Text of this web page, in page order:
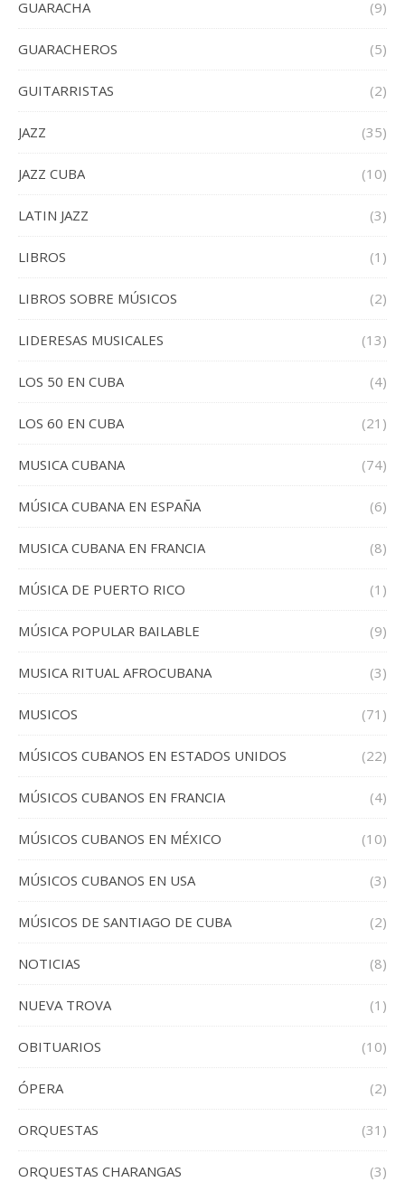
GUARACHA (9)
GUARACHEROS (5)
GUITARRISTAS (2)
JAZZ (35)
JAZZ CUBA (10)
LATIN JAZZ (3)
LIBROS (1)
LIBROS SOBRE MÚSICOS (2)
LIDERESAS MUSICALES (13)
LOS 50 EN CUBA (4)
LOS 60 EN CUBA (21)
MUSICA CUBANA (74)
MÚSICA CUBANA EN ESPAÑA (6)
MUSICA CUBANA EN FRANCIA (8)
MÚSICA DE PUERTO RICO (1)
MÚSICA POPULAR BAILABLE (9)
MUSICA RITUAL AFROCUBANA (3)
MUSICOS (71)
MÚSICOS CUBANOS EN ESTADOS UNIDOS (22)
MÚSICOS CUBANOS EN FRANCIA (4)
MÚSICOS CUBANOS EN MÉXICO (10)
MÚSICOS CUBANOS EN USA (3)
MÚSICOS DE SANTIAGO DE CUBA (2)
NOTICIAS (8)
NUEVA TROVA (1)
OBITUARIOS (10)
ÓPERA (2)
ORQUESTAS (31)
ORQUESTAS CHARANGAS (3)